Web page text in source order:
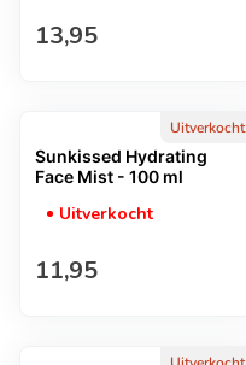
Normale prijs
13,95
Uitverkocht
Sunkissed Hydrating
Face Mist - 100 ml
Uitverkocht
Normale prijs
11,95